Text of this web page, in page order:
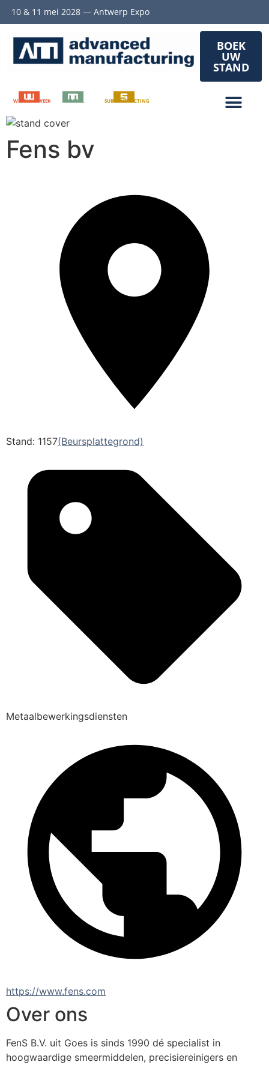
10 & 11 mei 2028 — Antwerp Expo
BOEK
UW
STAND
WELDING WEEK METAL SUBCONTRACTING
Fens bv
Stand: 1157(Beursplattegrond)
Metaalbewerkingsdiensten
https://www.fens.com
Over ons
FenS B.V. uit Goes is sinds 1990 dé specialist in
hoogwaardige smeermiddelen, precisiereinigers en